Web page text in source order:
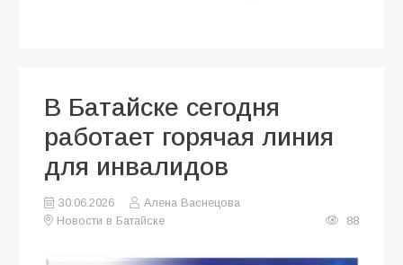
В Батайске сегодня
работает горячая линия
для инвалидов
30.06.2026
Алена Васнецова
Новости в Батайске
88